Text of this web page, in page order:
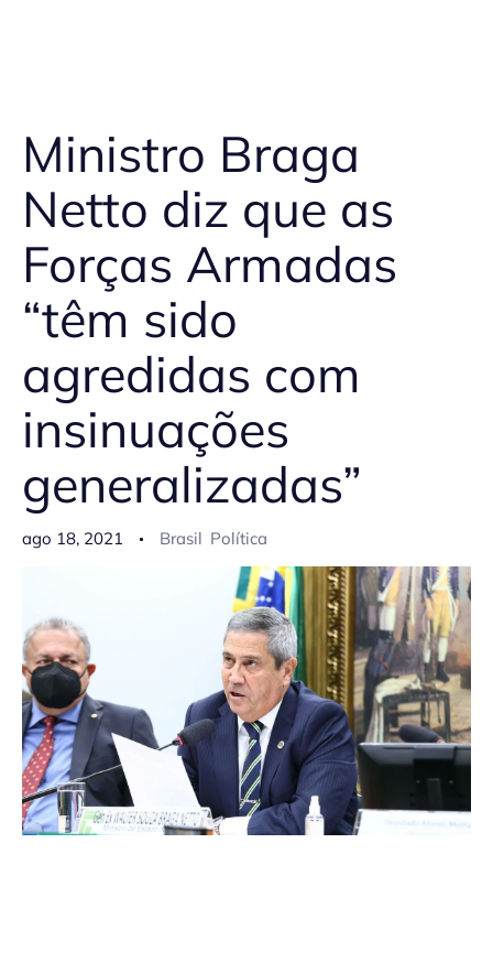
Ministro Braga
Netto diz que as
Forças Armadas
“têm sido
agredidas com
insinuações
generalizadas”
ago 18, 2021 Brasil Política